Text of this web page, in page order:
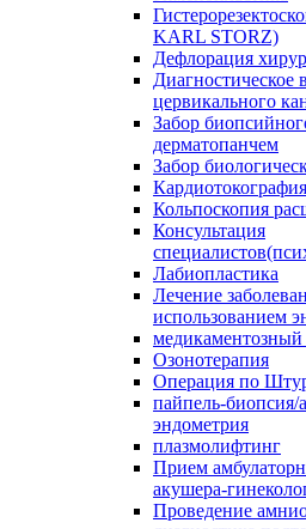
KARL STORZ)
Дефлорация
Диагностическое
цервикального
Забор
дерматопанчем
Забор
Кольпоскопия
Консультация
Лабиопластика
Лечение
использованием
медикаментозный
Озонотерапия
Операция по
пайпель-биопсия/
эндометрия
плазмолифтинг
Прием
акушера-
Проведение